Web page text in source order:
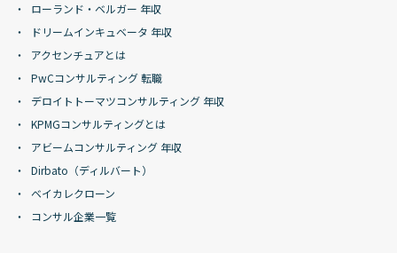
ローランド・ベルガー 年収
ドリームインキュベータ 年収
アクセンチュアとは
PwCコンサルティング 転職
デロイトトーマツコンサルティング 年収
KPMGコンサルティングとは
アビームコンサルティング 年収
Dirbato（ディルバート）
ベイカレクローン
コンサル企業一覧